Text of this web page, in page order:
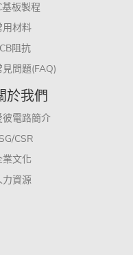
基板製程
用材料
阻抗
見問題(FAQ)
於我們
彼電路簡介
CSR
業文化
力資源